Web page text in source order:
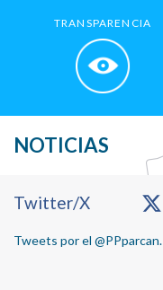
TRANSPARENCIA
NOTICIAS
Primary
Twitter/X
Tweets por el @PPparcan.